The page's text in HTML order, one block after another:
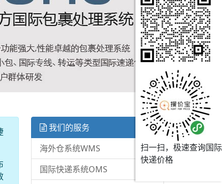
我们的服务
海外仓系统WMS
国际快递系统OMS
扫一扫，极速查询国际
快递价格